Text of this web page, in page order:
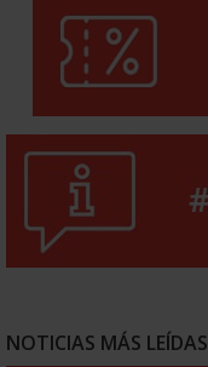
NOTICIAS MÁS LEÍDAS